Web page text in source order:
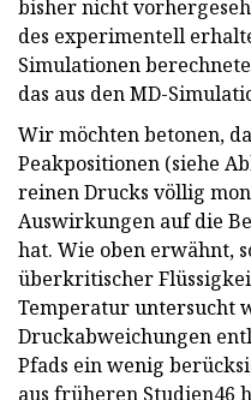
bisher nicht
des experimentell
Simulationen
das aus den MD-
Wir möchten betonen,
Peakpositionen (siehe
reinen Drucks völlig
Auswirkungen auf die
hat. Wie oben erwähnt,
überkritischer
Temperatur untersucht
Druckabweichungen
Pfads ein wenig
aus früheren Studien46